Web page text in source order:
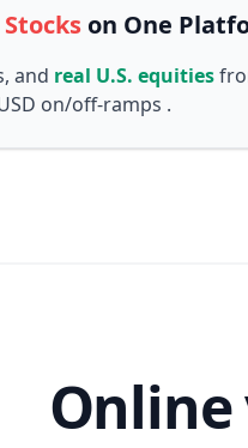
Stocks on One
and real U.S. equities
on/off-ramps .
Online